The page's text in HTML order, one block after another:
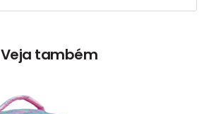
Veja também